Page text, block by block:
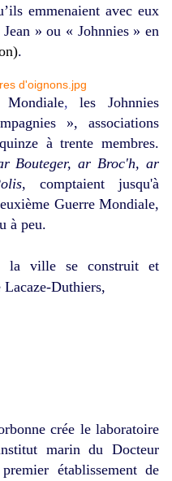
emmenaient avec eux
» ou « Johnnies » en
.
, les Johnnies
», associations
à trente membres.
Bouteger, ar Broc'h, ar
, comptaient jusqu'à
Guerre Mondiale,
à peu.
la ville se construit et
Duthiers,
crée le laboratoire
marin du Docteur
établissement de